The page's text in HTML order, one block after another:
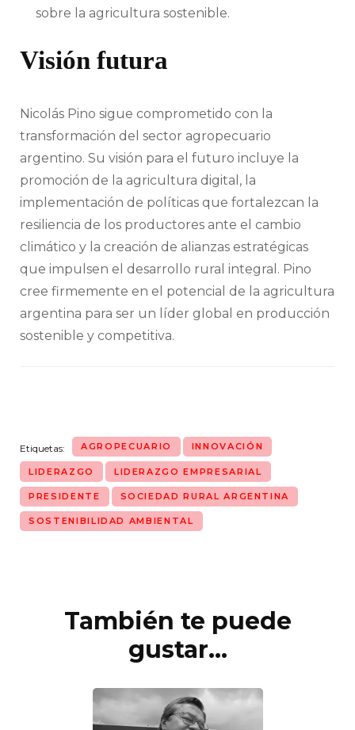
sobre la agricultura sostenible.
Visión futura
Nicolás Pino sigue comprometido con la
transformación del sector agropecuario
argentino. Su visión para el futuro incluye la
promoción de la agricultura digital, la
implementación de políticas que fortalezcan la
resiliencia de los productores ante el cambio
climático y la creación de alianzas estratégicas
que impulsen el desarrollo rural integral. Pino
cree firmemente en el potencial de la agricultura
argentina para ser un líder global en producción
sostenible y competitiva.
Etiquetas: AGROPECUARIO INNOVACIÓN
LIDERAZGO LIDERAZGO EMPRESARIAL
PRESIDENTE SOCIEDAD RURAL ARGENTINA
SOSTENIBILIDAD AMBIENTAL
NavegaciónTambién te puede
gustar...